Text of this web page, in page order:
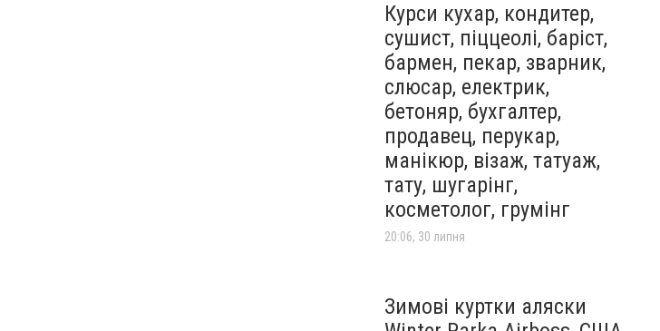
Курси кухар, кондитер,
сушист, піццеолі, баріст,
бармен, пекар, зварник,
слюсар, електрик,
бетоняр, бухгалтер,
продавец, перукар,
манікюр, візаж, татуаж,
тату, шугарінг,
косметолог, грумінг
20:06, 30 липня
Зимові куртки аляски